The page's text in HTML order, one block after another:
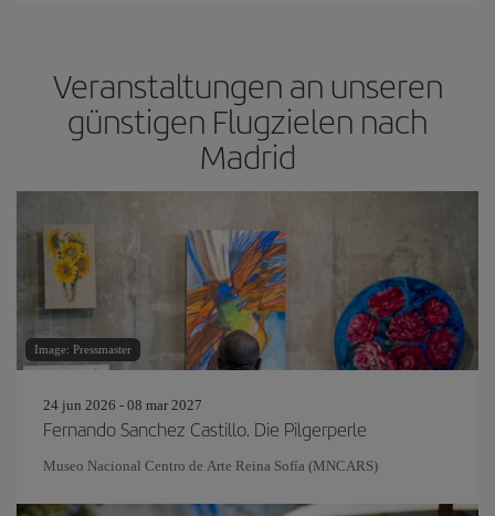
Veranstaltungen an unseren
günstigen Flugzielen nach
Madrid
Image: Pressmaster
24 jun 2026 - 08 mar 2027
Fernando Sanchez Castillo. Die Pilgerperle
Museo Nacional Centro de Arte Reina Sofía (MNCARS)